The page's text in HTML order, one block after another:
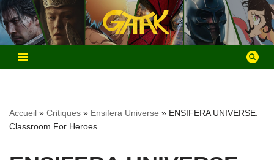
Aller
au
contenu
Accueil » Critiques » Ensifera Universe » ENSIFERA UNIVERSE:
Classroom For Heroes